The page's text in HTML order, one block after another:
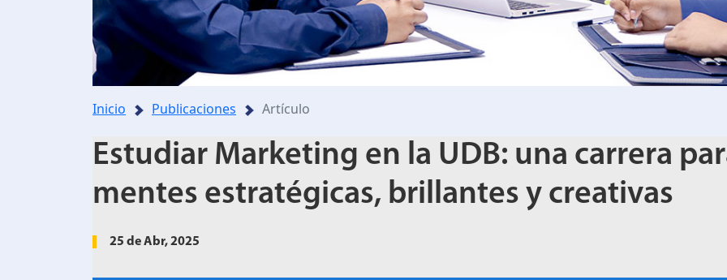
Inicio Publicaciones Artículo
Estudiar Marketing en la UDB: una carrera
mentes estratégicas, brillantes y creativas
25 de Abr, 2025